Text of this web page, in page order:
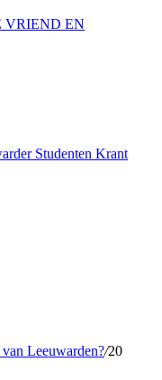
VRIEND EN
Leeuwarden?/20